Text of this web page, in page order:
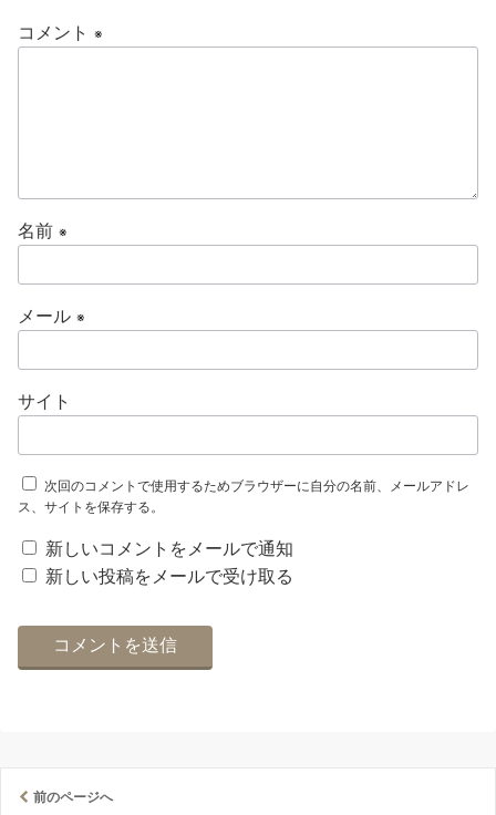
コメント ※
名前 ※
メール ※
サイト
次回のコメントで使用するためブラウザーに自分の名前、メールアドレ
ス、サイトを保存する。
新しいコメントをメールで通知
新しい投稿をメールで受け取る
前のページへ